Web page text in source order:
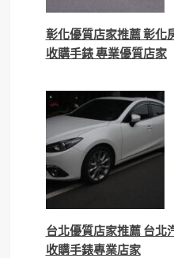
彰化優質店家推薦 彰化
收購手錶 專業優質店家
台北優質店家推薦 台北
收購手錶專業店家